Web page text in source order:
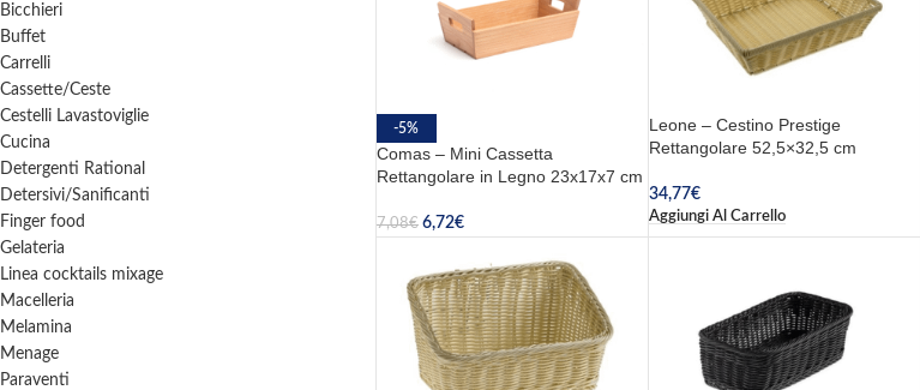
Bicchieri
Buffet
Carrelli
Cassette/Ceste
Cestelli Lavastoviglie
Cucina
Detergenti Rational
Detersivi/Sanificanti
Finger food
Gelateria
Linea cocktails mixage
Macelleria
Melamina
Menage
Paraventi
-5%
Comas – Mini Cassetta
Rettangolare in Legno 23x17x7 cm
7,08€ 6,72€
Leone – Cestino Prestige
Rettangolare 52,5×32,5 cm
34,77€
Aggiungi Al Carrello